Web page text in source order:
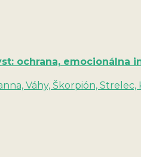
ochrana, emocionálna
Váhy, Škorpión, Strelec,